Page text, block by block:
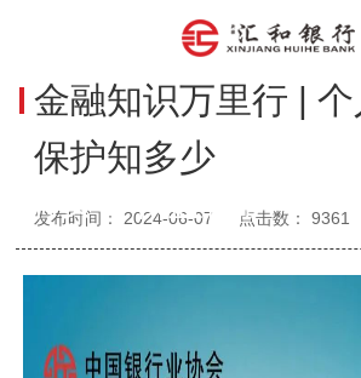
消费者权益保护
金融知识万里行 | 个
保护知多少
发布时间： 2024-06-07 点击数： 9361